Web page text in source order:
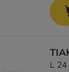
L 24